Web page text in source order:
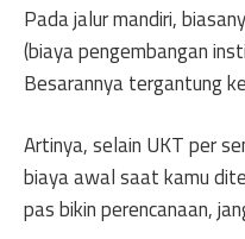
Pada jalur mandiri,
(biaya pengembangan
Besarannya tergantung
Artinya, selain UKT per
biaya awal saat kamu
pas bikin perencanaan,